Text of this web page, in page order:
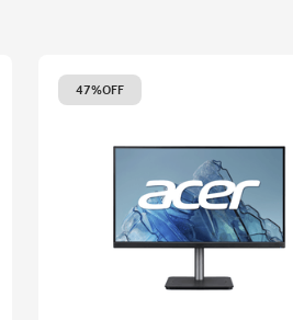
47%OFF